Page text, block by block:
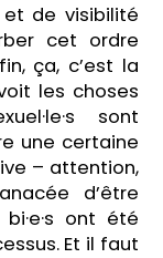
de visibilité
cet ordre
ça, c’est la
les choses
sont
une certaine
– attention,
d’être
ont été
Et il faut